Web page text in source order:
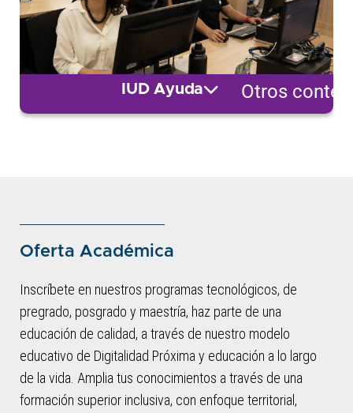
IUD Ayuda Otros
Oferta Académica
Inscríbete en nuestros programas tecnológicos, de
pregrado, posgrado y maestría, haz parte de una
educación de calidad, a través de nuestro modelo
educativo de Digitalidad Próxima y educación a lo largo
de la vida. Amplia tus conocimientos a través de una
formación superior inclusiva, con enfoque territorial,